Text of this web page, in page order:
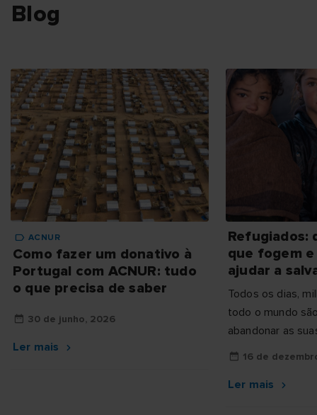
Blog
ACNUR
Como fazer um donativo à
Portugal com ACNUR: tudo
o que precisa de saber
30 de junho, 2026
Ler mais
Refugiados:
que fogem
ajudar a
Todos os dias,
todo o mundo
abandonar as
guerra, da
16 de
Ler mais